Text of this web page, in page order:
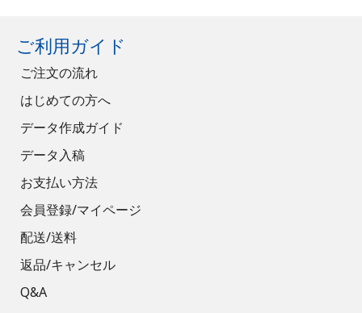
ご利用ガイド
ご注文の流れ
はじめての方へ
データ作成ガイド
データ入稿
お支払い方法
会員登録/マイページ
配送/送料
返品/キャンセル
Q&A